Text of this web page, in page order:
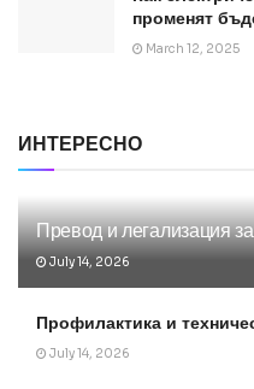
променят
March 12, 2025
ИНТЕРЕСНО
Превод и легализация
July 14, 2026
Профилактика и
July 14, 2026